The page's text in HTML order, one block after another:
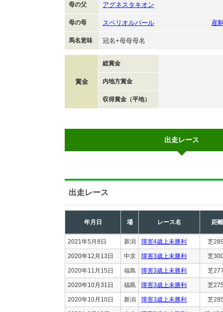
母の父 アグネスタキオン
母の母 スペリオルパール 産
馬名意味 冠名+母母母名
賞金
総賞金
内地方賞金
収得賞金（平地）
出走レース
出走レース
年月日 場 レース名 距離
2021年5月8日 新潟 障害4歳上未勝利 芝
2020年12月13日 中京 障害3歳上未勝利 芝
2020年11月15日 福島 障害3歳上未勝利 芝
2020年10月31日 福島 障害3歳上未勝利 芝
2020年10月10日 新潟 障害3歳上未勝利 芝